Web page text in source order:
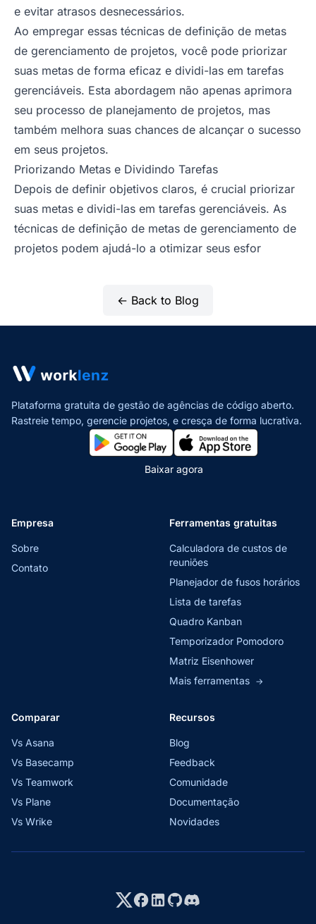
e evitar atrasos desnecessários.
Ao empregar essas técnicas de definição de metas
de gerenciamento de projetos, você pode priorizar
suas metas de forma eficaz e dividi-las em tarefas
gerenciáveis. Esta abordagem não apenas aprimora
seu processo de planejamento de projetos, mas
também melhora suas chances de alcançar o sucesso
em seus projetos.
Priorizando Metas e Dividindo Tarefas
Depois de definir objetivos claros, é crucial priorizar
suas metas e dividi-las em tarefas gerenciáveis. As
técnicas de definição de metas de gerenciamento de
projetos podem ajudá-lo a otimizar seus esfor
← Back to Blog
Plataforma gratuita de gestão de agências de código aberto.
Rastreie tempo, gerencie projetos, e cresça de forma lucrativa.
Baixar agora
Empresa
Sobre
Contato
Ferramentas gratuitas
Calculadora de custos de
reuniões
Planejador de fusos horários
Lista de tarefas
Quadro Kanban
Temporizador Pomodoro
Matriz Eisenhower
Mais ferramentas →
Comparar
Vs Asana
Vs Basecamp
Vs Teamwork
Vs Plane
Vs Wrike
Recursos
Blog
Feedback
Comunidade
Documentação
Novidades